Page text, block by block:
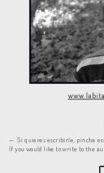
Si quieres escribirle, pincha
If you would like to write to the